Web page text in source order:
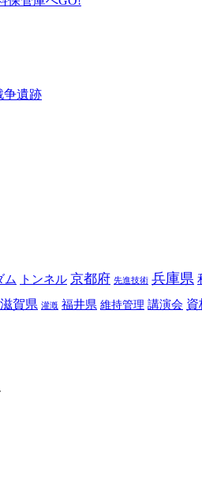
争遺跡
ム トンネル 京都府 先進技術 兵庫県
滋賀県 灌漑 福井県 維持管理 講演会 資